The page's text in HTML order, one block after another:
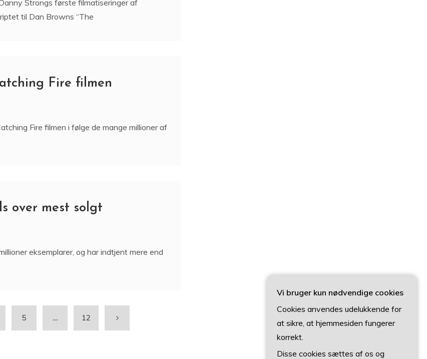
Strongs første filmatiseringer af
til Dan Browns “The
Fire filmen
Fire filmen i følge de mange millioner af
over mest solgt
eksemplarer, og har indtjent mere end
5 … 12
Vi bruger kun nødvendige cookies
Cookies anvendes udelukkende for
at sikre, at hjemmesiden fungerer
korrekt.
Disse cookies sættes af os og